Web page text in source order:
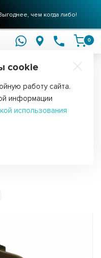
чем когда либо!
очистки воды подробнее
0
техники Для
Midea BM-
cookie
работу сайта.
информации
использования